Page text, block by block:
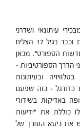
מבכירי עיתונאי ושדרני
עוד כילד הוא סיקר משחקים וכבר בגיל 17 הצליח
הספורט". מכאן
הדרך הספורטיביות –
ובעיתונות
כדורגל – כזה שפעם
באדיקות בשידורי
הכתיבה שלו כוללת את "ידיעות
את כיסא העורך של